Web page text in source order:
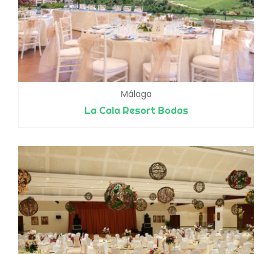
Málaga
La Cala Resort Bodas